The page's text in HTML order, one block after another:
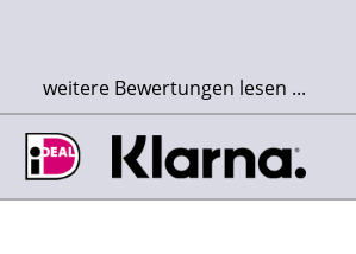
weitere Bewertungen lesen ...